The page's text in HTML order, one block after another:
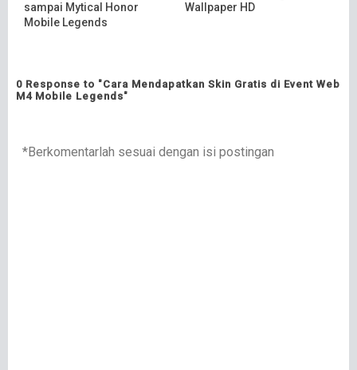
sampai Mytical Honor
Mobile Legends
Wallpaper HD
0 Response to "Cara Mendapatkan Skin Gratis di Event Web
M4 Mobile Legends"
*Berkomentarlah sesuai dengan isi postingan